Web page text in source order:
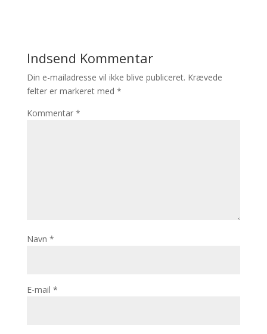
Indsend Kommentar
Din e-mailadresse vil ikke blive publiceret. Krævede
felter er markeret med *
Kommentar *
Navn *
E-mail *